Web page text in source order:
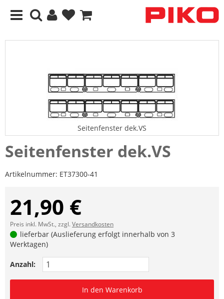
Seitenfenster dek.VS
Seitenfenster dek.VS
Artikelnummer: ET37300-41
21,90 €
Preis inkl. MwSt., zzgl.Versandkosten
lieferbar (Auslieferung erfolgt innerhalb von 3
Werktagen)
Anzahl:
In den Warenkorb